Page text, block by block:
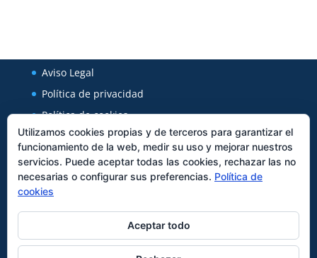
Aviso Legal
Política de privacidad
Política de cookies
Regal Cerámica
Tfno:982562589
Utilizamos cookies propias y de terceros para garantizar el
funcionamiento de la web, medir su uso y mejorar nuestros
servicios. Puede aceptar todas las cookies, rechazar las no
necesarias o configurar sus preferencias. Política de
cookies
Aceptar todo